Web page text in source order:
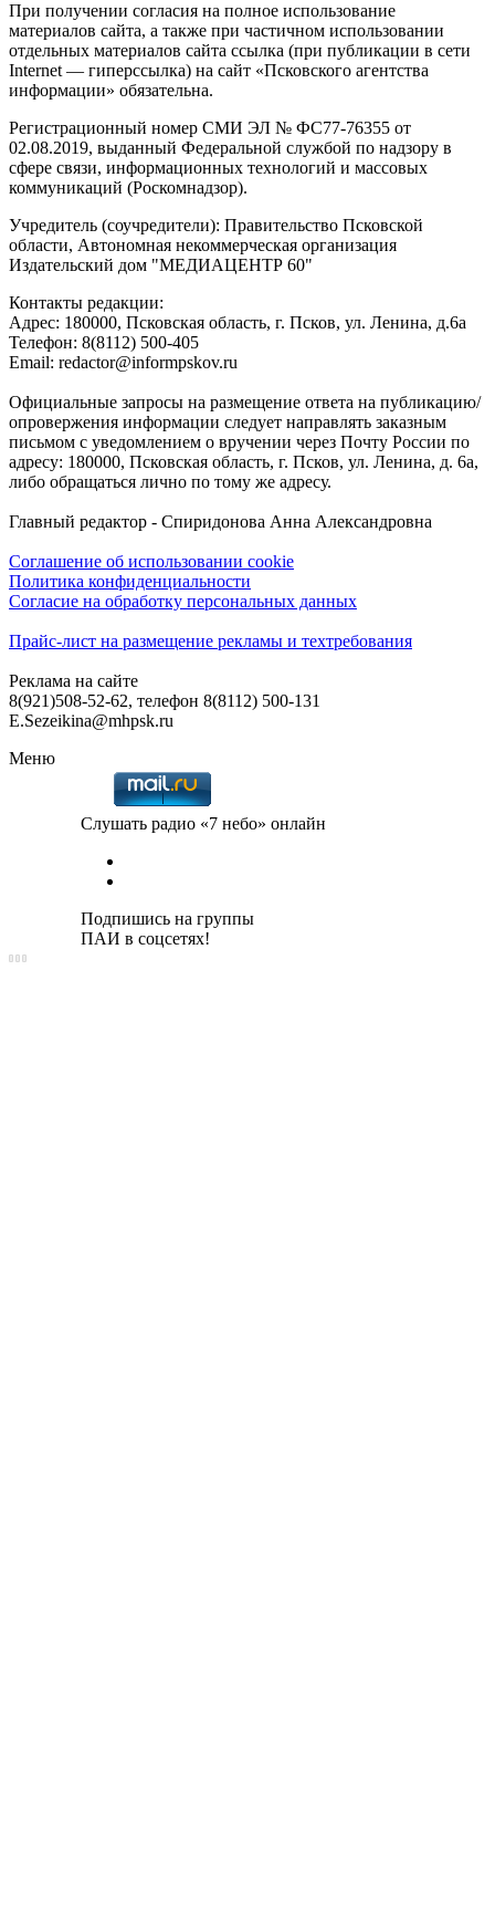
При получении согласия на полное использование
материалов сайта, а также при частичном использовании
отдельных материалов сайта ссылка (при публикации в сети
Internet — гиперссылка) на сайт «Псковского агентства
информации» обязательна.
Регистрационный номер СМИ ЭЛ № ФС77-76355 от
02.08.2019, выданный Федеральной службой по надзору в
сфере связи, информационных технологий и массовых
коммуникаций (Роскомнадзор).
Учредитель (соучредители): Правительство Псковской
области, Автономная некоммерческая организация
Издательский дом "МЕДИАЦЕНТР 60"
Контакты редакции:
Адреc: 180000, Псковская область, г. Псков, ул. Ленина, д.6а
Телефон: 8(8112) 500-405
Email: redactor@informpskov.ru
Официальные запросы на размещение ответа на публикацию/
опровержения информации следует направлять заказным
письмом с уведомлением о вручении через Почту России по
адресу: 180000, Псковская область, г. Псков, ул. Ленина, д. 6а,
либо обращаться лично по тому же адресу.
Главный редактор - Спиридонова Анна Александровна
Соглашение об использовании cookie
Политика конфиденциальности
Согласие на обработку персональных данных
Прайс-лист на размещение рекламы и техтребования
Реклама на сайте
8(921)508-52-62, телефон 8(8112) 500-131
E.Sezeikina@mhpsk.ru
Меню
Слушать радио «7 небо» онлайн
Подпишись на группы
ПАИ в соцсетях!